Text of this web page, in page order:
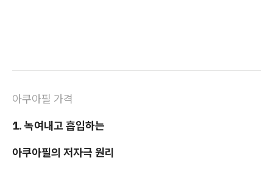
아쿠아필 가격
1. 녹여내고 흡입하는
아쿠아필의 저자극 원리